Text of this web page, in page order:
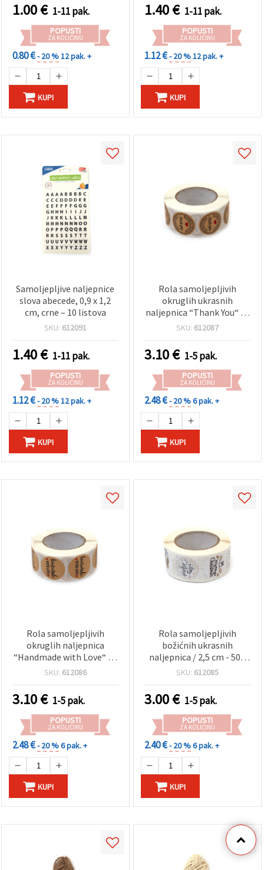
1.00€ 1-11 pak.
POPUSTI
ZA KOLIČINU
0.80 €- 20 %12 pak. +
KUPI
1.40€ 1-11 pak.
POPUSTI
ZA KOLIČINU
1.12 €- 20 %12 pak. +
KUPI
Samoljepljive naljepnice
slova abecede, 0,9 x 1,2
cm, crne – 10 listova
SKU: 612091
1.40€ 1-11 pak.
POPUSTI
ZA KOLIČINU
1.12 €- 20 %12 pak. +
KUPI
Rola samoljepljivih
okruglih ukrasnih
naljepnica “Thank You“ sa
srcem, 2,5 cm - 500
SKU: 612087
3.10€ 1-5 pak.
POPUSTI
ZA KOLIČINU
2.48 €- 20 %6 pak. +
KUPI
Rola samoljepljivih
okruglih naljepnica
“Handmade with Love“ za
dekoraciju i pakiranje, 2,5
SKU: 612086
3.10€ 1-5 pak.
POPUSTI
ZA KOLIČINU
2.48 €- 20 %6 pak. +
KUPI
Rola samoljepljivih
božićnih ukrasnih
naljepnica / 2,5 cm - 500
komada
SKU: 612085
3.00€ 1-5 pak.
POPUSTI
ZA KOLIČINU
2.40 €- 20 %6 pak. +
KUPI